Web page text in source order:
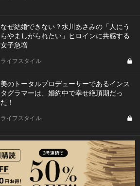
なぜ結婚できない？水川あさみの「人にう
らやましがられたい」ヒロインに共感する
女子急増
ライフスタイル
美のトータルプロデューサーであるインス
タグラマーは、婚約中で幸せ絶頂期だっ
た！
ライフスタイル